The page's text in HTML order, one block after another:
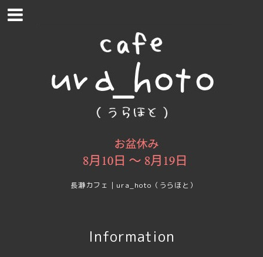
長瀞カフェ｜ura_hoto（うらほと）
Information